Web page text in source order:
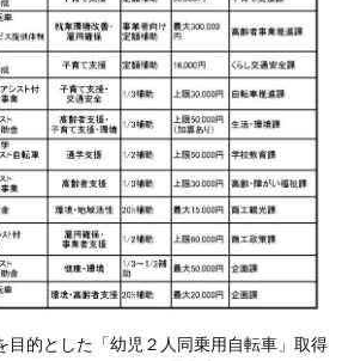
目的とした「幼児２人同乗用自転車」取得